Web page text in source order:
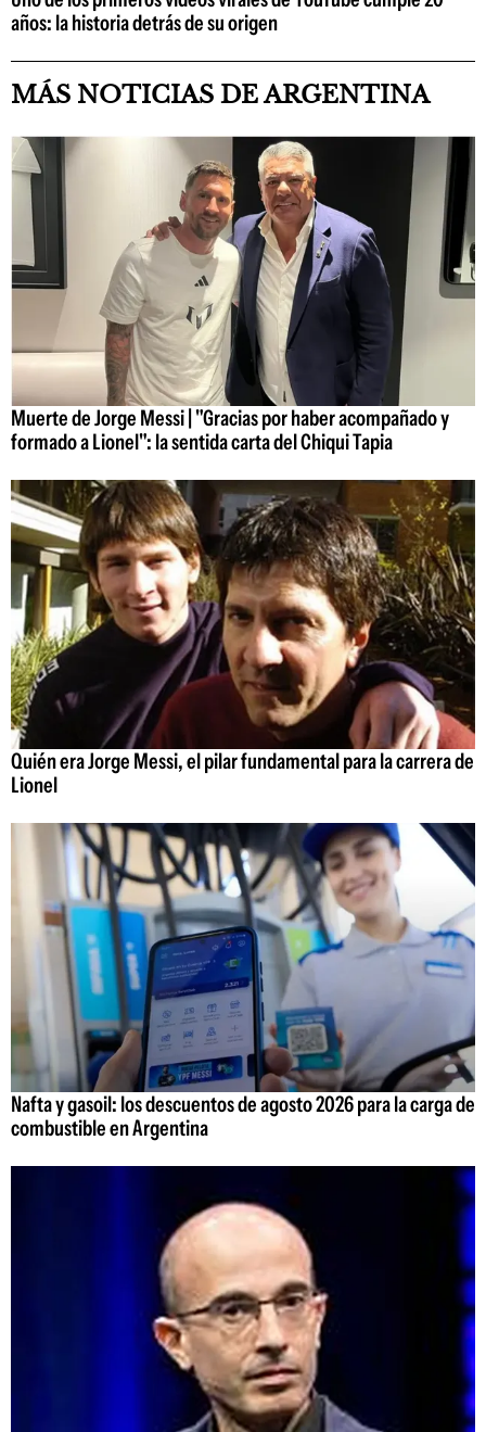
años: la historia detrás de su origen
MÁS NOTICIAS DE ARGENTINA
Muerte de Jorge Messi | "Gracias por haber acompañado y
formado a Lionel": la sentida carta del Chiqui Tapia
Quién era Jorge Messi, el pilar fundamental para la carrera de
Lionel
Nafta y gasoil: los descuentos de agosto 2026 para la carga de
combustible en Argentina